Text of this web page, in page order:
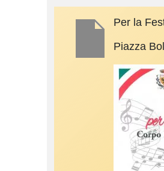
Per la
Piazza